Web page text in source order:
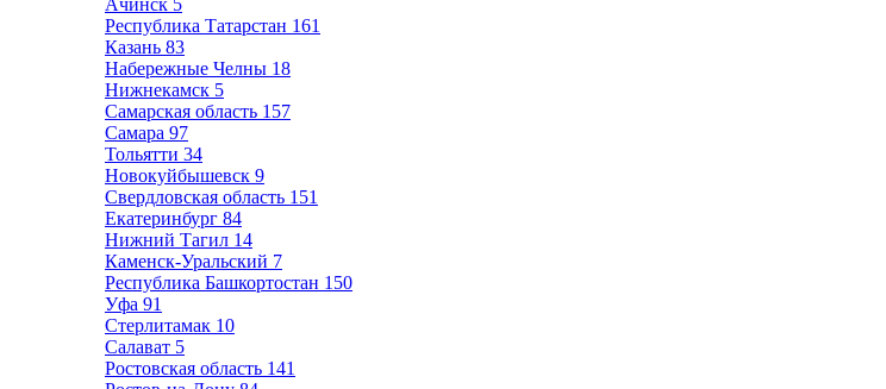
Ачинск 5
Республика Татарстан 161
Казань 83
Набережные Челны 18
Нижнекамск 5
Самарская область 157
Самара 97
Тольятти 34
Новокуйбышевск 9
Свердловская область 151
Екатеринбург 84
Нижний Тагил 14
Каменск-Уральский 7
Республика Башкортостан 150
Уфа 91
Стерлитамак 10
Салават 5
Ростовская область 141